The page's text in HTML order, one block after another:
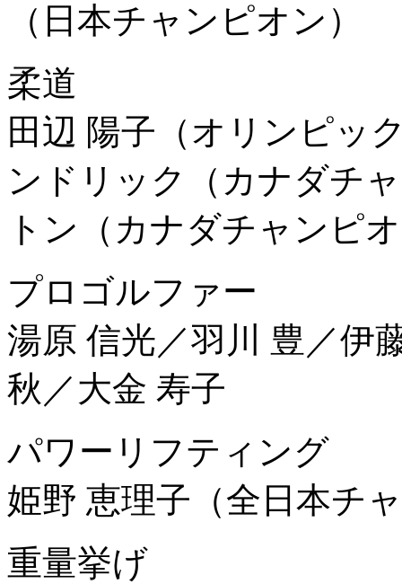
（日本チャンピオン）
柔道
田辺 陽子（オリンピッ
ンドリック（カナダチ
トン（カナダチャンピ
プロゴルファー
湯原 信光／羽川 豊／伊
秋／大金 寿子
パワーリフティング
姫野 恵理子（全日本チ
重量挙げ